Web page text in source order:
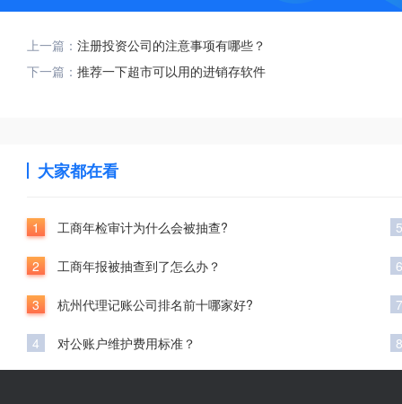
上一篇： 注册投资公司的注意事项有哪些？
下一篇： 推荐一下超市可以用的进销存软件
大家都在看
1 工商年检审计为什么会被抽查?
2 工商年报被抽查到了怎么办？
3 杭州代理记账公司排名前十哪家好?
4 对公账户维护费用标准？
5
6
7
8